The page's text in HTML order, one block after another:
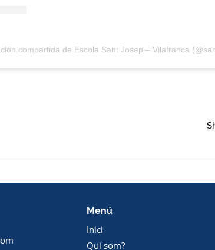
compartida de Escola Sant Josep – Vilafranca
Menú
Inici
Qui som?